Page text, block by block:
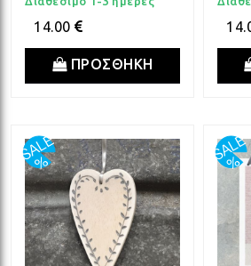
14.00
ΠΡΟΣΘΗΚΗ